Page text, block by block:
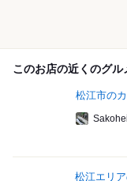
このお店の近くのグル
松江市の
Sakohei
松江エリ